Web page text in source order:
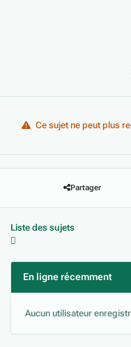
Ce sujet ne peut plus
Partager
Liste des sujets
En ligne récemment
Aucun utilisateur